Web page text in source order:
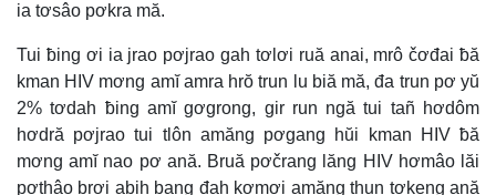
ia tơsâo pơkra mă.
Tui ƀing ơi ia jrao pơjrao gah tơlơi ruă anai, mrô čơđai ƀă
kman HIV mơng amĭ amra hrŏ trun lu biă mă, đa trun pơ yŭ
2% tơdah ƀing amĭ gơgrong, gir run ngă tui tañ hơdôm
hơdră pơjrao tui tlôn amăng pơgang hŭi kman HIV ƀă
mơng amĭ nao pơ ană. Bruă pơčrang lăng HIV hơmâo lăi
pơthâo brơi abih bang đah kơmơi amăng thun tơkeng ană